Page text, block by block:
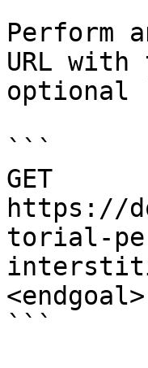
Perform
URL
optional
```
GET
https://
torial-
<endgoal>
```